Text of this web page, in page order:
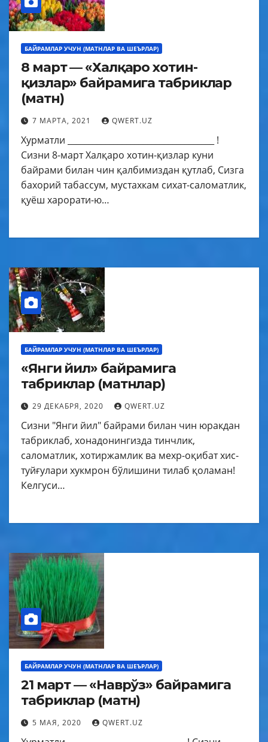
БАЙРАМЛАР УЧУН (МАТНЛАР ВА ШЕЪРЛАР)
8 март — «Халқаро хотин-
қизлар» байрамига табриклар
(матн)
7 МАРТА, 2021 QWERT.UZ
Хурматли ___________________________________ !
Сизни 8-март Халқаро хотин-қизлар куни
байрами билан чин қалбимиздан қутлаб, Сизга
бахорий табассум, мустахкам сихат-саломатлик,
қуёш харорати-ю…
БАЙРАМЛАР УЧУН (МАТНЛАР ВА ШЕЪРЛАР)
«Янги йил» байрамига
табриклар (матнлар)
29 ДЕКАБРЯ, 2020 QWERT.UZ
Сизни "Янги йил" байрами билан чин юракдан
табриклаб, хонадонингизда тинчлик,
саломатлик, хотиржамлик ва мехр-оқибат хис-
туйғулари хукмрон бўлишини тилаб қоламан!
Келгуси…
БАЙРАМЛАР УЧУН (МАТНЛАР ВА ШЕЪРЛАР)
21 март — «Наврўз» байрамига
табриклар (матн)
5 МАЯ, 2020 QWERT.UZ